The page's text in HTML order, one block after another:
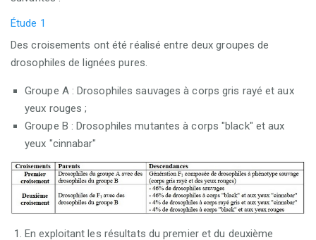
Étude 1
Des croisements ont été réalisé entre deux groupes de
drosophiles de lignées pures.
Groupe A : Drosophiles sauvages àcorps gris rayé et aux
yeux rouges ;
Groupe B : Drosophiles mutantes àcorps "black" et aux
yeux "cinnabar"
En exploitant les résultats du premier et du deuxième